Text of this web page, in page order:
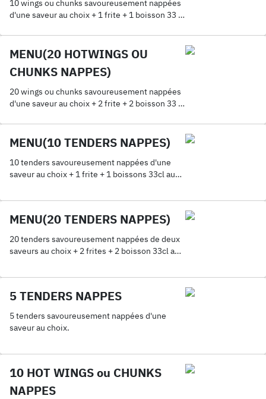
10 wings ou chunks savoureusement nappées
d'une saveur au choix + 1 frite + 1 boisson 33 cl
MENU(20 HOTWINGS OU
CHUNKS NAPPES)
20 wings ou chunks savoureusement nappées
d'une saveur au choix + 2 frite + 2 boisson 33 cl
MENU(10 TENDERS NAPPES)
10 tenders savoureusement nappées d'une
saveur au choix + 1 frite + 1 boissons 33cl au
MENU(20 TENDERS NAPPES)
20 tenders savoureusement nappées de deux
saveurs au choix + 2 frites + 2 boisson 33cl au
5 TENDERS NAPPES
5 tenders savoureusement nappées d'une
saveur au choix.
10 HOT WINGS ou CHUNKS
NAPPES